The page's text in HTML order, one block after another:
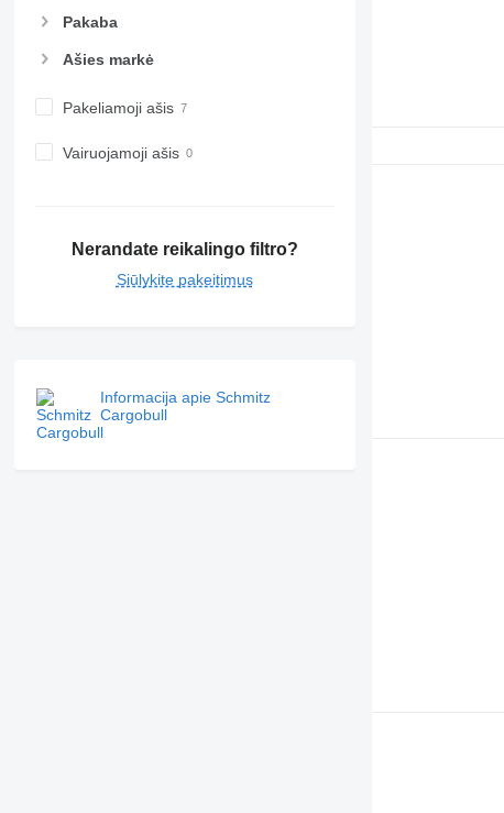
Pakaba
Ašies markė
Pakeliamoji ašis
Vairuojamoji ašis
Nerandate reikalingo filtro?
Siūlykite pakeitimus
Informacija apie Schmitz
Cargobull